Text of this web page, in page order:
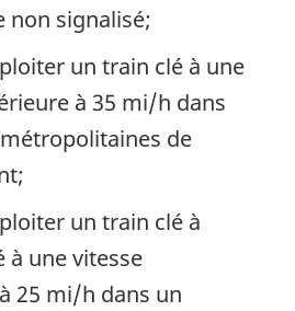
non signalisé;
un train clé à une
à 35 mi/h dans
de
un train clé à
à une vitesse
25 mi/h dans un